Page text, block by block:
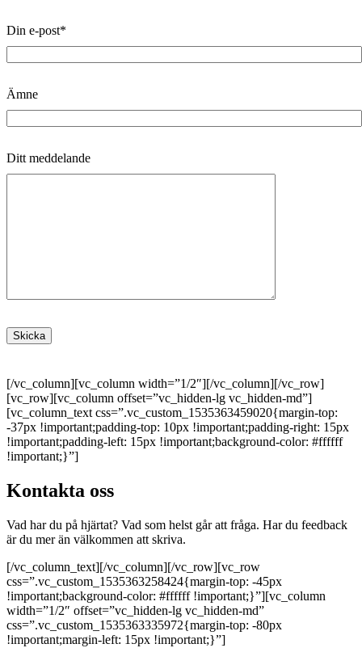
Din e-post*
Ämne
Ditt meddelande
[/vc_column][vc_column width=”1/2″][/vc_column][/vc_row]
[vc_row][vc_column offset=”vc_hidden-lg vc_hidden-md”]
[vc_column_text css=”.vc_custom_1535363459020{margin-top:
-37px !important;padding-top: 10px !important;padding-right: 15px
!important;padding-left: 15px !important;background-color: #ffffff
!important;}”]
Kontakta oss
Vad har du på hjärtat? Vad som helst går att fråga. Har du feedback
är du mer än välkommen att skriva.
[/vc_column_text][/vc_column][/vc_row][vc_row
css=”.vc_custom_1535363258424{margin-top: -45px
!important;background-color: #ffffff !important;}”][vc_column
width=”1/2″ offset=”vc_hidden-lg vc_hidden-md”
css=”.vc_custom_1535363335972{margin-top: -80px
!important;margin-left: 15px !important;}”]